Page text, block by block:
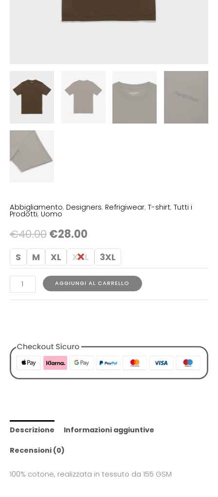
Abbigliamento, Designers, Refrigiwear, T-shirt, Tutti i
Prodotti, Uomo
€40.00€28.00
S M XL XXL 3XL
AGGIUNGI AL CARRELLO
Descrizione Informazioni aggiuntive
Recensioni (0)
100% cotone, realizzata in tessuto da 155 GSM